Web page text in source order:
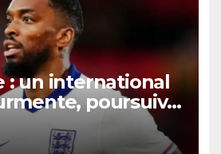
: un international
poursuivi
en boîte